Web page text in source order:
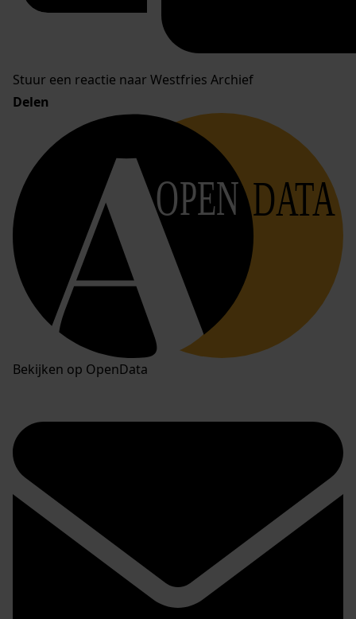
Stuur een reactie naar Westfries Archief
Delen
OPEN DATA
Bekijken op OpenData